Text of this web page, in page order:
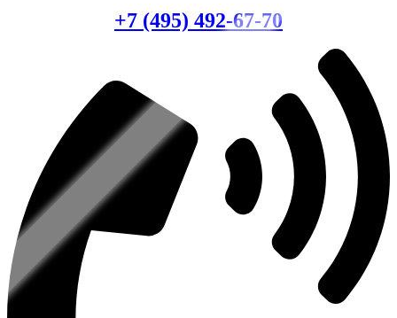
+7 (495) 492-67-70